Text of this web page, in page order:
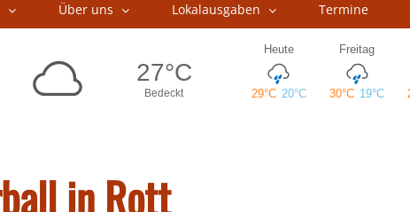
Über uns Lokalausgaben Termine
in Rott